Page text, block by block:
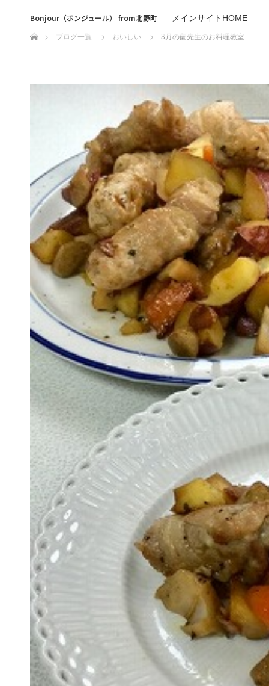
Bonjour（ボンジュール） from北野町 メインサイトHOME
ホーム
ブログ一覧
おいしい 3月の薗先生のお料理教室